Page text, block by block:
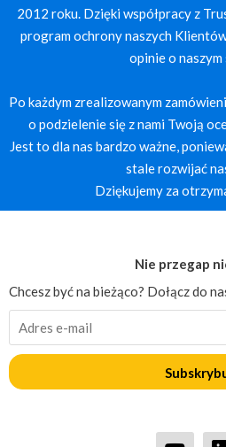
2012 roku. Dzięki współpracy z
program ochrony naszych
opinie o naszym
Po każdym zrealizowanym
o podzielenie się z nami Twoją
Jest to dla nas bardzo ważne,
stale rozwijać
Dziękujemy za
Nie przegap
Chcesz być na bieżąco? Dołącz do